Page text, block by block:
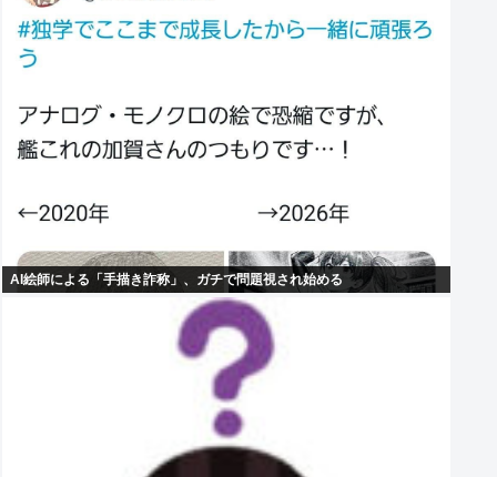
AI絵師による「手描き詐称」、ガチで問題視され始める